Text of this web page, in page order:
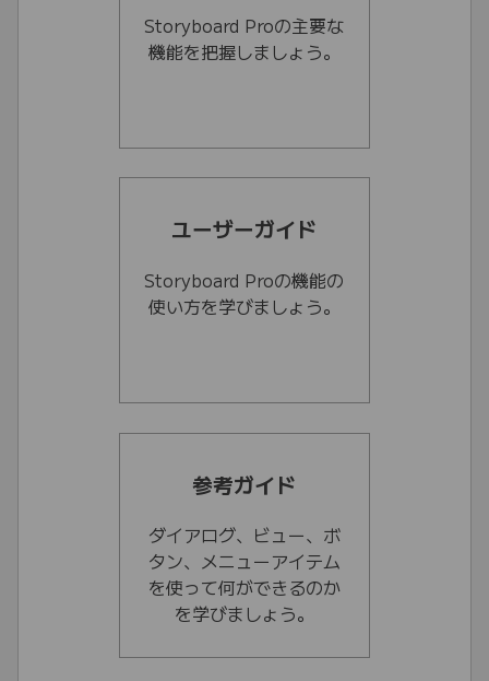
Storyboard Proの主要な
機能を把握しましょう。
ユーザーガイド
Storyboard Proの機能の
使い方を学びましょう。
参考ガイド
ダイアログ、ビュー、ボ
タン、メニューアイテム
を使って何ができるのか
を学びましょう。